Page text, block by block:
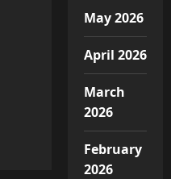
May 2026
April 2026
March
2026
February
2026